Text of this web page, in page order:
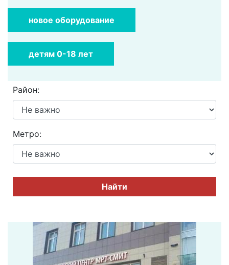
новое оборудование
детям 0-18 лет
Район:
Метро:
Найти